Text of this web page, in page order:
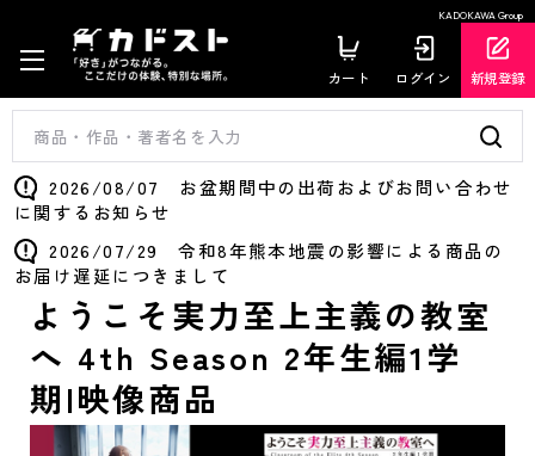
KADOKAWA Group
カート ログイン 新規登録
2026/08/07 お盆期間中の出荷およびお問い合わせ
に関するお知らせ
2026/07/29 令和8年熊本地震の影響による商品の
お届け遅延につきまして
ようこそ実力至上主義の教室
へ 4th Season 2年生編1学
期|映像商品